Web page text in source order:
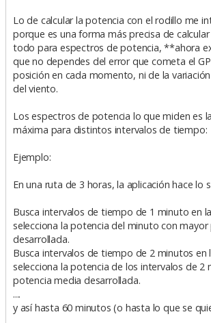
Lo de calcular la potencia con el rodillo me
porque es una forma más precisa de
todo para espectros de potencia, **ahora
que no dependes del error que cometa el
posición en cada momento, ni de la
del viento.
Los espectros de potencia lo que miden es
máxima para distintos intervalos de tiempo:
Ejemplo:
En una ruta de 3 horas, la aplicación hace lo
Busca intervalos de tiempo de 1 minuto en
selecciona la potencia del minuto con
desarrollada.
Busca intervalos de tiempo de 2 minutos en
selecciona la potencia de los intervalos de 2
potencia media desarrollada.
....
y así hasta 60 minutos (o hasta lo que se